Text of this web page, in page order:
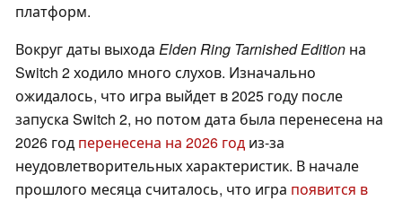
платформ.
Вокруг даты выхода Elden Ring Tarnished Edition на
Switch 2 ходило много слухов. Изначально
ожидалось, что игра выйдет в 2025 году после
запуска Switch 2, но потом дата была перенесена на
2026 год перенесена на 2026 год из-за
неудовлетворительных характеристик. В начале
прошлого месяца считалось, что игра появится в